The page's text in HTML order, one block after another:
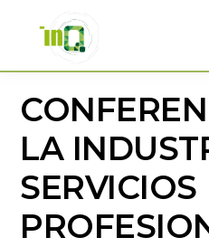
main
content
de
Negocios
LA
SERVICIOS